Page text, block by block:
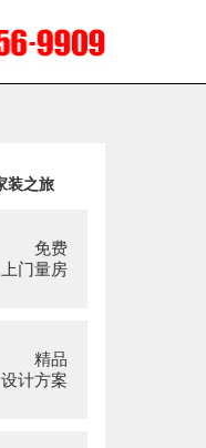
装之旅
免费
上门量房
精品
设计方案